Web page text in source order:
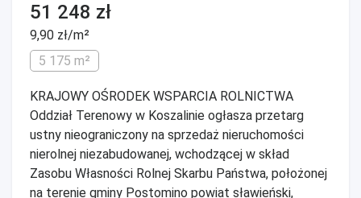
51 248 zł
9,90 zł/m²
5 175 m²
KRAJOWY OŚRODEK WSPARCIA ROLNICTWA
Oddział Terenowy w Koszalinie ogłasza przetarg
ustny nieograniczony na sprzedaż nieruchomości
nierolnej niezabudowanej, wchodzącej w skład
Zasobu Własności Rolnej Skarbu Państwa, położonej
na terenie gminy Postomino powiat sławieński,